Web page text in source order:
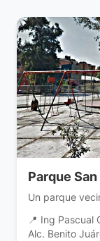
Parque
Un parque
📍 Ing Pascual
Alc. Benito